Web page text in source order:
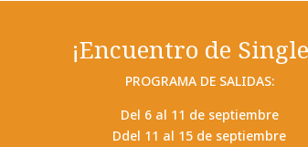
¡Encuentro de
PROGRAMA DE SALIDAS:
Del 6 al 11 de septiembre
Ddel 11 al 15 de septiembre